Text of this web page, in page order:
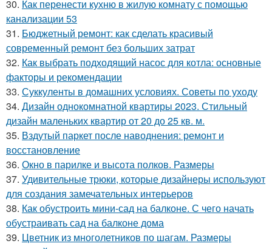
30. Как перенести кухню в жилую комнату с помощью
канализации 53
31. Бюджетный ремонт: как сделать красивый
современный ремонт без больших затрат
32. Как выбрать подходящий насос для котла: основные
факторы и рекомендации
33. Суккуленты в домашних условиях. Советы по уходу
34. Дизайн однокомнатной квартиры 2023. Стильный
дизайн маленьких квартир от 20 до 25 кв. м.
35. Вздутый паркет после наводнения: ремонт и
восстановление
36. Окно в парилке и высота полков. Размеры
37. Удивительные трюки, которые дизайнеры используют
для создания замечательных интерьеров
38. Как обустроить мини-сад на балконе. С чего начать
обустраивать сад на балконе дома
39. Цветник из многолетников по шагам. Размеры